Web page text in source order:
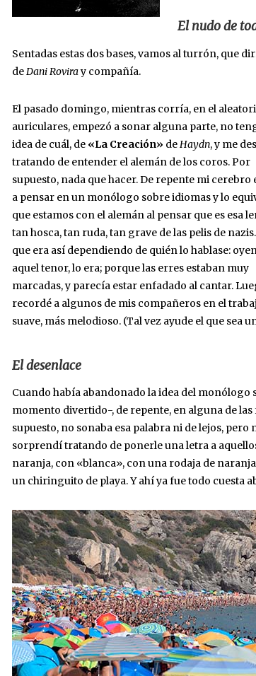
El nudo de
Sentadas estas dos bases, vamos al turrón, que
deDani Roviray compañía.
El pasado domingo, mientras corría, en el
auriculares, empezó a sonar alguna parte, no
idea de cuál, de «La Creación» deHaydn, y me
tratando de entender el alemán de los coros. Por
supuesto, nada que hacer. De repente mi cerebro
a pensar en un monólogo sobre idiomas y lo
que estamos con el alemán al pensar que es esa
tan hosca, tan ruda, tan grave de las pelis de
que era así dependiendo de quién lo hablase:
aquel tenor, lo era; porque las erres estaban muy
marcadas, y parecía estar enfadado al cantar.
recordé a algunos de mis compañeros en el
suave, más melodioso. (Tal vez ayude el que sea
El desenlace
Cuando había abandonado la idea del
momento divertido-, de repente, en alguna de
supuesto, no sonaba esa palabra ni de lejos,
sorprendí tratando de ponerle una letra a
naranja, con «blanca», con una rodaja de
un chiringuito de playa. Y ahí ya fue todo cuesta